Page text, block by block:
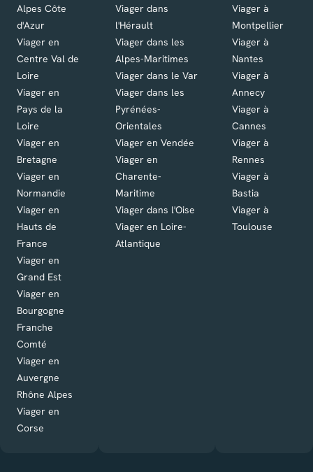
Alpes Côte
d'Azur
Viager en
Centre Val de
Loire
Viager en
Pays de la
Loire
Viager en
Bretagne
Viager en
Normandie
Viager en
Hauts de
France
Viager en
Grand Est
Viager en
Bourgogne
Franche
Comté
Viager en
Auvergne
Rhône Alpes
Viager en
Corse
Viager dans
l'Hérault
Viager dans les
Alpes-Maritimes
Viager dans le Var
Viager dans les
Pyrénées-
Orientales
Viager en Vendée
Viager en
Charente-
Maritime
Viager dans l'Oise
Viager en Loire-
Atlantique
Viager à
Montpellier
Viager à
Nantes
Viager à
Annecy
Viager à
Cannes
Viager à
Rennes
Viager à
Bastia
Viager à
Toulouse